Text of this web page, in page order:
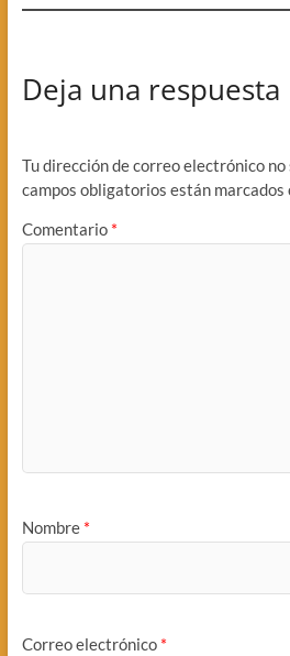
Deja una respuesta
Tu dirección de correo electrónico no
campos obligatorios están marcados
Comentario *
Nombre *
Correo electrónico *